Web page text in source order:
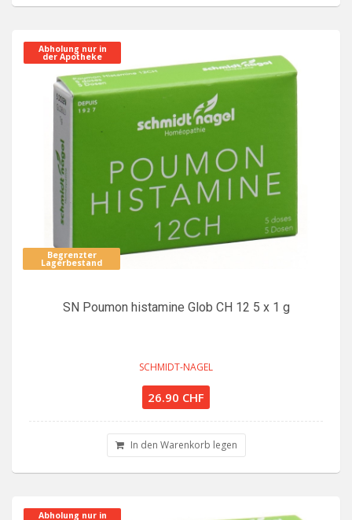
Abholung nur in
der Apotheke
Begrenzter
Lagerbestand
SN Poumon histamine Glob CH 12 5 x 1 g
SCHMIDT-NAGEL
26.90 CHF
In den Warenkorb legen
Abholung nur in